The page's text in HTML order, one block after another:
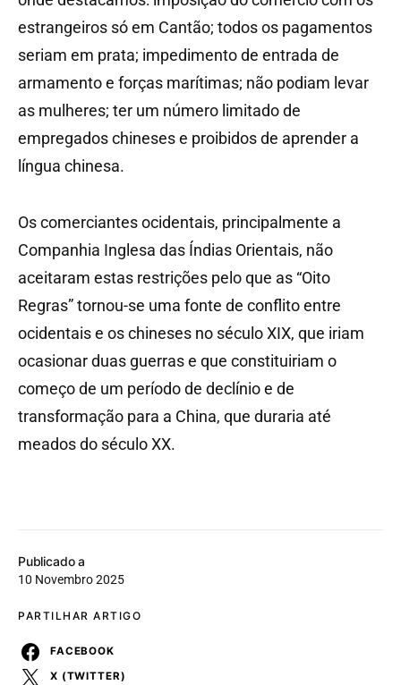
Publicado a
10 Novembro 2025
PARTILHAR ARTIGO
FACEBOOK
X (TWITTER)
estrangeiros só em Cantão; todos os pagamentos
seriam em prata; impedimento de entrada de
armamento e forças marítimas; não podiam levar
as mulheres; ter um número limitado de
empregados chineses e proibidos de aprender a
língua chinesa.
Os comerciantes ocidentais, principalmente a
Companhia Inglesa das Índias Orientais, não
aceitaram estas restrições pelo que as “Oito
Regras” tornou-se uma fonte de conflito entre
ocidentais e os chineses no século XIX, que iriam
ocasionar duas guerras e que constituiriam o
começo de um período de declínio e de
transformação para a China, que duraria até
meados do século XX.